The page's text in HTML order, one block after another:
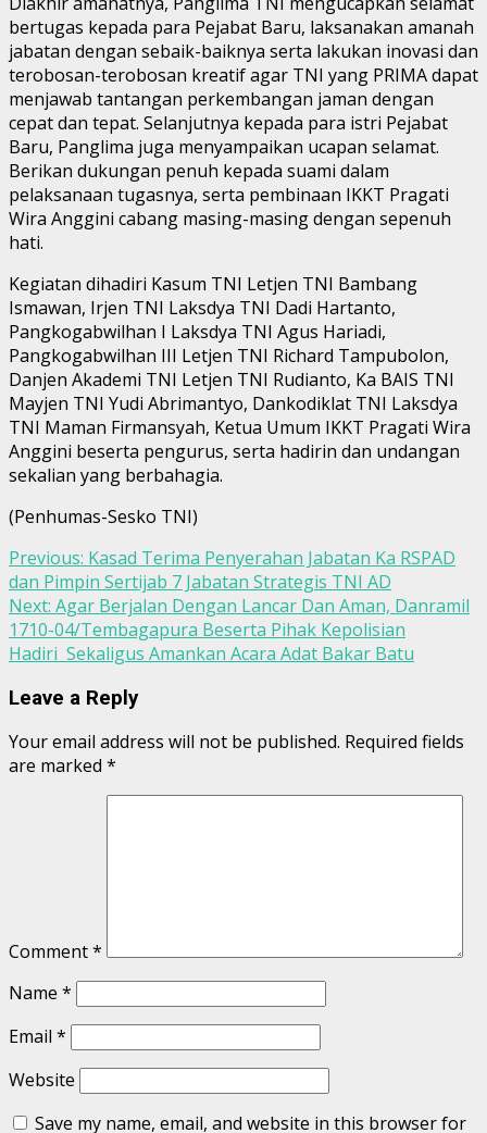
bertugas kepada para Pejabat Baru, laksanakan amanah
jabatan dengan sebaik-baiknya serta lakukan inovasi dan
terobosan-terobosan kreatif agar TNI yang PRIMA dapat
menjawab tantangan perkembangan jaman dengan
cepat dan tepat. Selanjutnya kepada para istri Pejabat
Baru, Panglima juga menyampaikan ucapan selamat.
Berikan dukungan penuh kepada suami dalam
pelaksanaan tugasnya, serta pembinaan IKKT Pragati
Wira Anggini cabang masing-masing dengan sepenuh
hati.
Kegiatan dihadiri Kasum TNI Letjen TNI Bambang
Ismawan, Irjen TNI Laksdya TNI Dadi Hartanto,
Pangkogabwilhan I Laksdya TNI Agus Hariadi,
Pangkogabwilhan III Letjen TNI Richard Tampubolon,
Danjen Akademi TNI Letjen TNI Rudianto, Ka BAIS TNI
Mayjen TNI Yudi Abrimantyo, Dankodiklat TNI Laksdya
TNI Maman Firmansyah, Ketua Umum IKKT Pragati Wira
Anggini beserta pengurus, serta hadirin dan undangan
sekalian yang berbahagia.
(Penhumas-Sesko TNI)
Continue
Reading
Previous: Kasad Terima Penyerahan Jabatan Ka RSPAD
dan Pimpin Sertijab 7 Jabatan Strategis TNI AD
Next: Agar Berjalan Dengan Lancar Dan Aman, Danramil
1710-04/Tembagapura Beserta Pihak Kepolisian
Hadiri Sekaligus Amankan Acara Adat Bakar Batu
Leave a Reply
Your email address will not be published. Required fields
are marked *
Comment*
Name *
Email *
Website
Save my name, email, and website in this browser for